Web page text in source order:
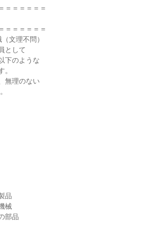
＝＝＝＝＝＝
＝＝＝＝＝＝
文理不問）
として
下のような
。
無理のない
品
械
部品